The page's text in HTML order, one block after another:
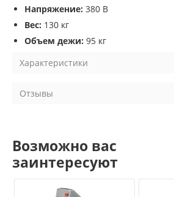
Напряжение: 380 В
Вес: 130 кг
Объем дежи: 95 кг
Характеристики
Отзывы
Возможно вас
заинтересуют